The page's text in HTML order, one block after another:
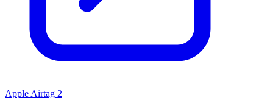
Apple Airtag 2